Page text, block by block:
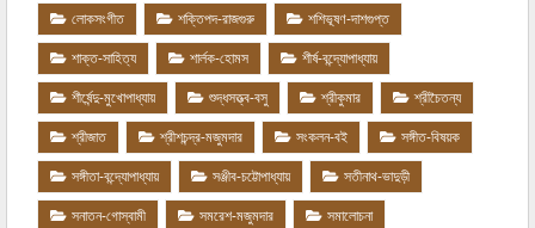
লোকসংগীত
শক্তিপদ-রাজগুরু
শশিভূষণ-দাশগুপ্ত
শাক্ত-সাহিত্য
শার্লক-হোমস
শীর্ষ-বন্দ্যোপাধ্যায়
শীর্ষেন্দু-মুখোপাধ্যায়
শুদ্ধসত্ত্ব-বসু শ্রীকুমার
শ্রীচৈতন্য
শ্রীজাত
শ্রীশচন্দ্র-মজুমদার সংকলন-বই
সঙ্গীত-বিষয়ক
সঙ্গীতা-বন্দ্যোপাধ্যায়
সঞ্জীব-চট্টোপাধ্যায়
সতীনাথ-ভাদুড়ী
সনাতন-গোস্বামী
সমরেশ-মজুমদার
সমালোচনা